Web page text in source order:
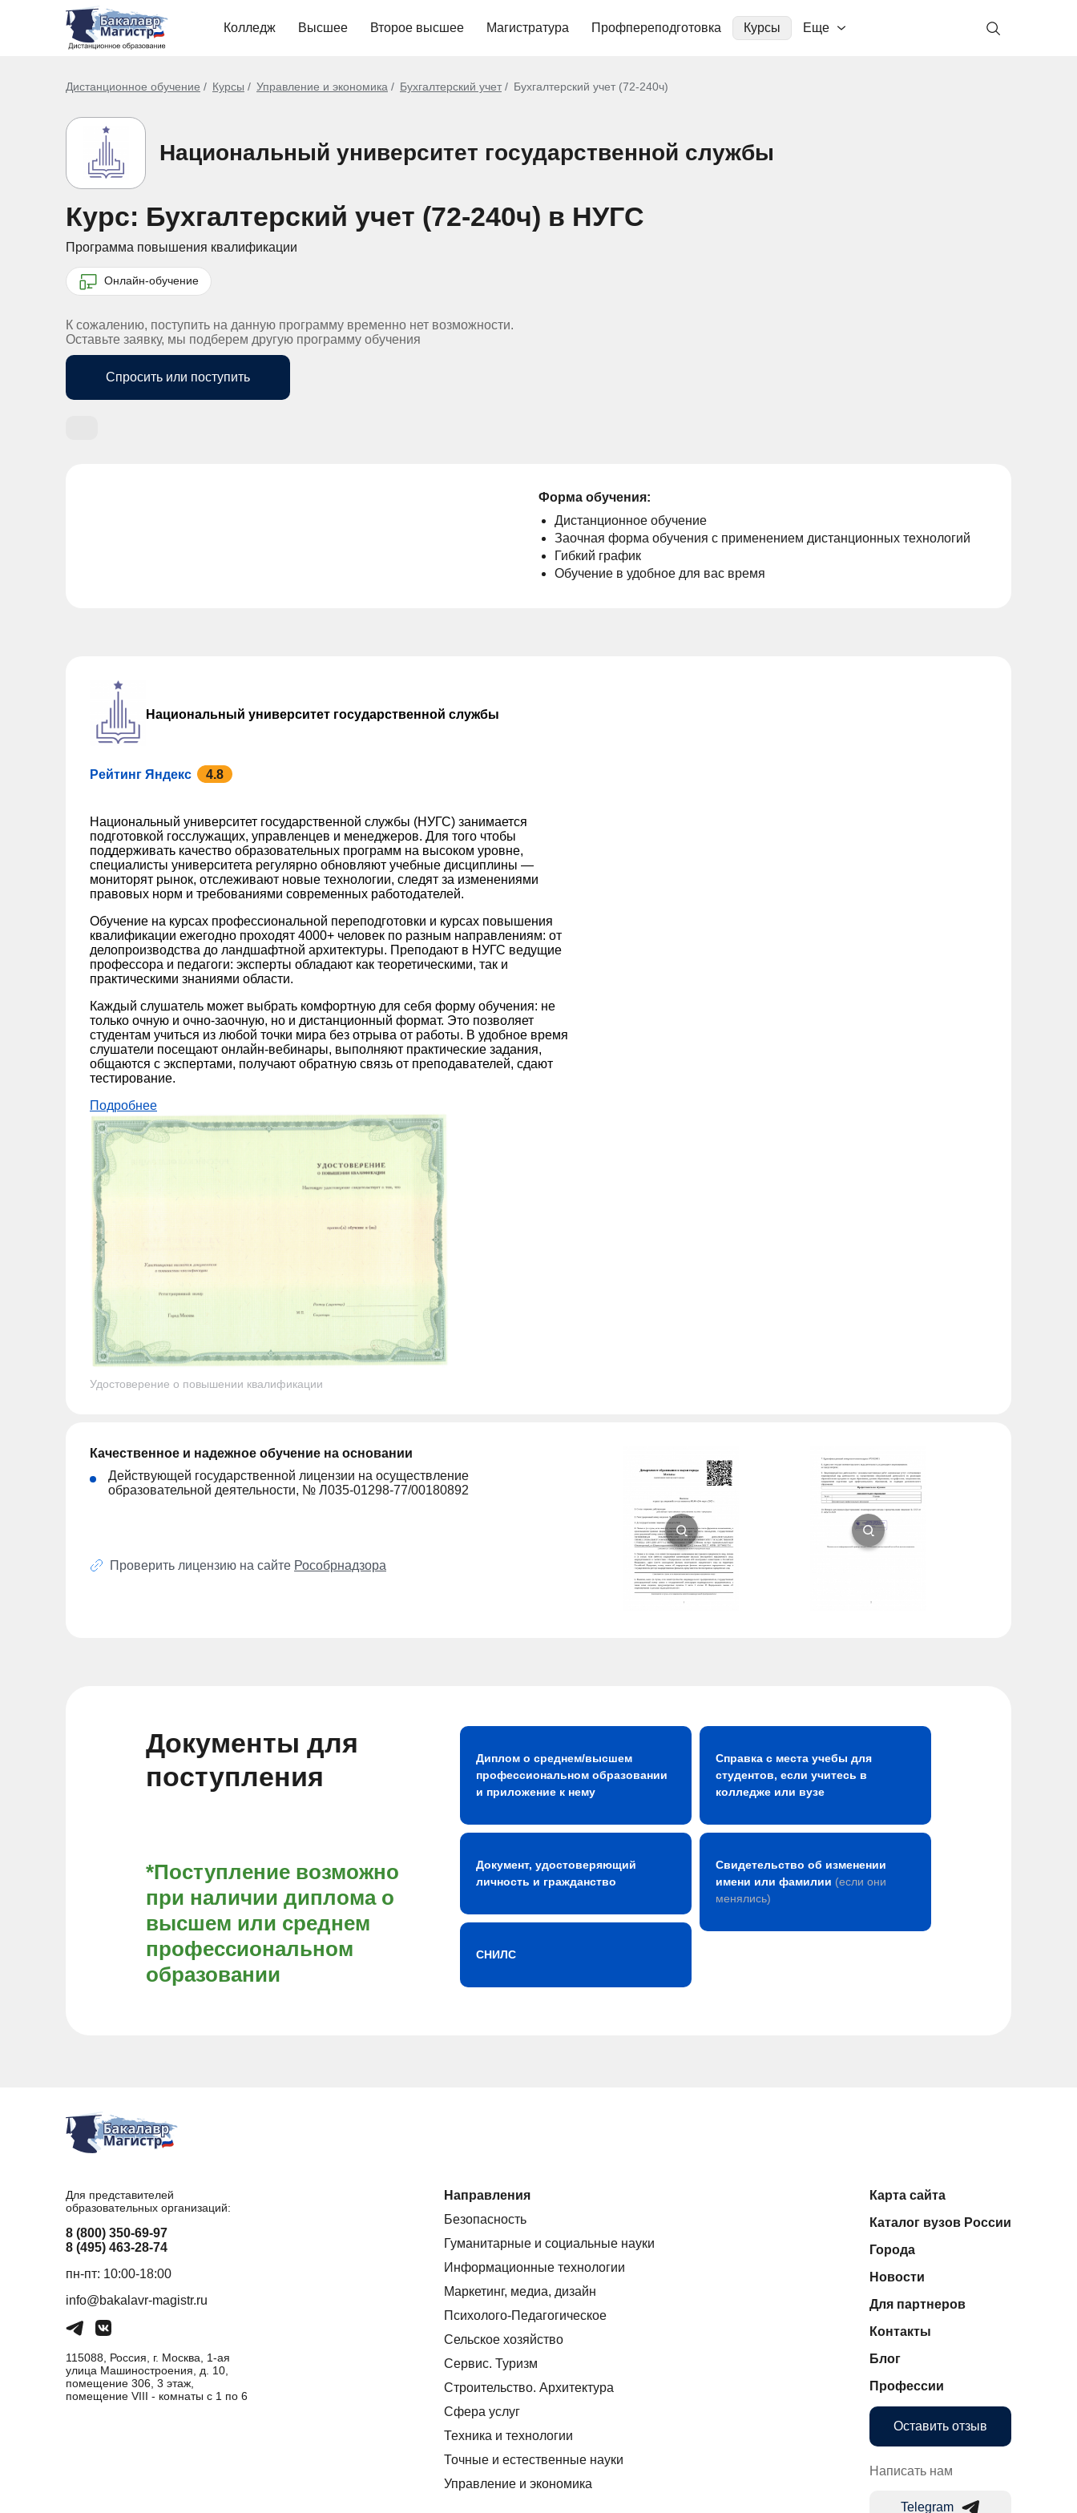
Колледж Высшее Второе высшее Магистратура Профпереподготовка Курсы Еще
Дистанционное обучение Курсы Управление и экономика Бухгалтерский учет Бухгалтерский учет (72-240ч)
Национальный университет государственной службы
Курс: Бухгалтерский учет (72-240ч) в НУГС
Программа повышения квалификации
Онлайн-обучение
К сожалению, поступить на данную программу временно нет возможности.
Оставьте заявку, мы подберем другую программу обучения
Спросить или поступить
Форма обучения:
Дистанционное обучение
Заочная форма обучения с применением дистанционных технологий
Гибкий график
Обучение в удобное для вас время
Национальный университет государственной службы
Рейтинг Яндекс 4.8
Национальный университет государственной службы (НУГС) занимается
подготовкой госслужащих, управленцев и менеджеров. Для того чтобы
поддерживать качество образовательных программ на высоком уровне,
специалисты университета регулярно обновляют учебные дисциплины —
мониторят рынок, отслеживают новые технологии, следят за изменениями
правовых норм и требованиями современных работодателей.
Обучение на курсах профессиональной переподготовки и курсах повышения
квалификации ежегодно проходят 4000+ человек по разным направлениям: от
делопроизводства до ландшафтной архитектуры. Преподают в НУГС ведущие
профессора и педагоги: эксперты обладают как теоретическими, так и
практическими знаниями области.
Каждый слушатель может выбрать комфортную для себя форму обучения: не
только очную и очно-заочную, но и дистанционный формат. Это позволяет
студентам учиться из любой точки мира без отрыва от работы. В удобное время
слушатели посещают онлайн-вебинары, выполняют практические задания,
общаются с экспертами, получают обратную связь от преподавателей, сдают
тестирование.
Подробнее
Удостоверение о повышении квалификации
Качественное и надежное обучение на основании
Действующей государственной лицензии на осуществление
образовательной деятельности, № Л035-01298-77/00180892
Проверить лицензию на сайте Рособрнадзора
Документы для
поступления
*Поступление возможно
при наличии диплома о
высшем или среднем
профессиональном
образовании
Диплом о среднем/высшем
профессиональном образовании
и приложение к нему
Документ, удостоверяющий
личность и гражданство
СНИЛС
Справка с места учебы для
студентов, если учитесь в
колледже или вузе
Свидетельство об изменении
имени или фамилии (если они
менялись)
Для представителей
образовательных организаций:
8 (800) 350-69-97
8 (495) 463-28-74
пн-пт: 10:00-18:00
info@bakalavr-magistr.ru
115088, Россия, г. Москва, 1-ая
улица Машиностроения, д. 10,
помещение 306, 3 этаж,
помещение VIII - комнаты с 1 по 6
Направления
Безопасность
Гуманитарные и социальные науки
Информационные технологии
Маркетинг, медиа, дизайн
Психолого-Педагогическое
Сельское хозяйство
Сервис. Туризм
Строительство. Архитектура
Сфера услуг
Техника и технологии
Точные и естественные науки
Управление и экономика
Карта сайта
Каталог вузов России
Города
Новости
Для партнеров
Контакты
Блог
Профессии
Оставить отзыв
Написать нам
Telegram